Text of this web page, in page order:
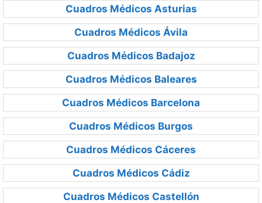
Cuadros Médicos Asturias
Cuadros Médicos Ávila
Cuadros Médicos Badajoz
Cuadros Médicos Baleares
Cuadros Médicos Barcelona
Cuadros Médicos Burgos
Cuadros Médicos Cáceres
Cuadros Médicos Cádiz
Cuadros Médicos Castellón